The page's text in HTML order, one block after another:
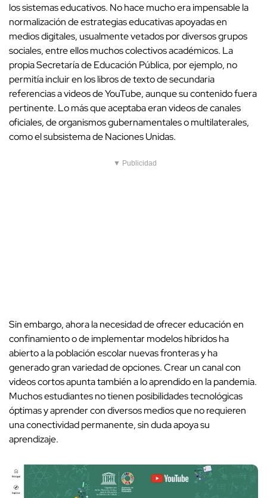
los sistemas educativos. No hace mucho era impensable la
normalización de estrategias educativas apoyadas en
medios digitales, usualmente vetados por diversos grupos
sociales, entre ellos muchos colectivos académicos. La
propia Secretaría de Educación Pública, por ejemplo, no
permitía incluir en los libros de texto de secundaria
referencias a videos de YouTube, aunque su contenido fuera
pertinente. Lo más que aceptaba eran videos de canales
oficiales, de organismos gubernamentales o multilaterales,
como el subsistema de Naciones Unidas.
▼ Publicidad
Sin embargo, ahora la necesidad de ofrecer educación en
confinamiento o de implementar modelos híbridos ha
abierto a la población escolar nuevas fronteras y ha
generado gran variedad de opciones. Crear un canal con
videos cortos apunta también a lo aprendido en la pandemia.
Muchos estudiantes no tienen posibilidades tecnológicas
óptimas y aprender con diversos medios que no requieren
una conectividad permanente, sin duda apoya su
aprendizaje.